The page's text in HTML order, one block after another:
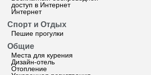
доступ в Интернет
Интернет
Спорт и Отдых
Пешие прогулки
Общие
Места для курения
Дизайн-отель
Отопление